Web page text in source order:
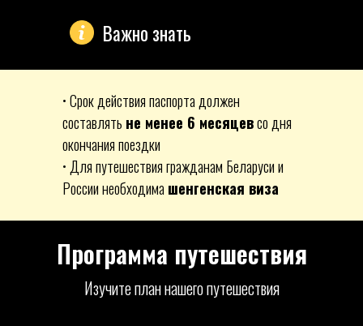
• Срок действия паспорта должен
составлять не менее 6 месяцевсо дня
окончания поездки
• Для путешествия гражданам Беларуси и
России необходима шенгенская виза
Важно знать
Программа путешествия
Изучите план нашего путешествия